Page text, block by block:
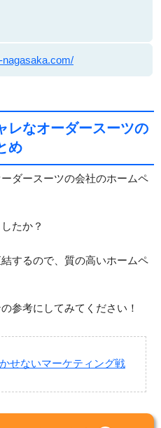
nagasaka.com/
レなオーダースーツの
め
ダースーツの会社のホームペ
たか？
するので、質の高いホームペ
参考にしてみてください！
せないマーケティング戦